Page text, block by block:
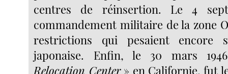
centres de réinsertion. Le 4
commandement militaire de la zone
restrictions qui pesaient encore
japonaise. Enfin, le 30 mars
Relocation Center» en Californie, fut